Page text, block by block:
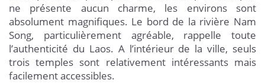
ne présente aucun charme, les environs sont
absolument magnifiques. Le bord de la rivière Nam
Song, particulièrement agréable, rappelle toute
l’authenticité du Laos. A l’intérieur de la ville, seuls
trois temples sont relativement intéressants mais
facilement accessibles.